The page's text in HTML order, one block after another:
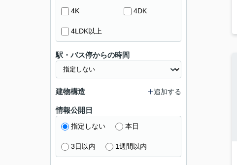
4K 4DK
4LDK以上
駅・バス停からの時間
建物構造 追加する
情報公開日
指定しない 本日
3日以内 1週間以内